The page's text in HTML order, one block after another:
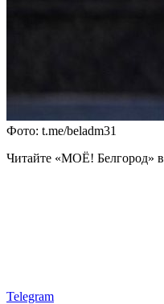
Фото: t.me/beladm31
Читайте «МОЁ! Белгород» в
Telegram